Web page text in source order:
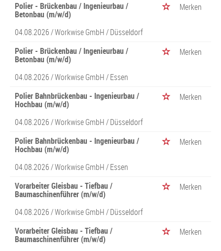
Polier - Brückenbau / Ingenieurbau /
Betonbau (m/w/d)
Merken
04.08.2026 /Workwise GmbH/ Düsseldorf
Polier - Brückenbau / Ingenieurbau /
Betonbau (m/w/d)
Merken
04.08.2026 /Workwise GmbH/ Essen
Polier Bahnbrückenbau - Ingenieurbau /
Hochbau (m/w/d)
Merken
04.08.2026 /Workwise GmbH/ Düsseldorf
Polier Bahnbrückenbau - Ingenieurbau /
Hochbau (m/w/d)
Merken
04.08.2026 /Workwise GmbH/ Essen
Vorarbeiter Gleisbau - Tiefbau /
Baumaschinenführer (m/w/d)
Merken
04.08.2026 /Workwise GmbH/ Düsseldorf
Vorarbeiter Gleisbau - Tiefbau /
Baumaschinenführer (m/w/d)
Merken